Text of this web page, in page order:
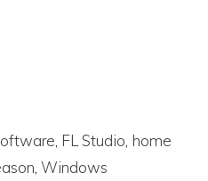
, FL Studio, home
, Windows